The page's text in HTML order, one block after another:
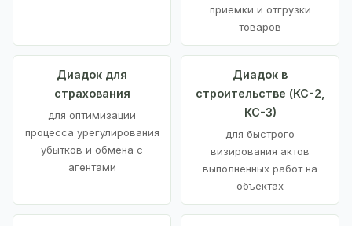
приемки и отгрузки
товаров
Диадок для
страхования
для оптимизации
процесса урегулирования
убытков и обмена с
агентами
Диадок в
строительстве (КС-2,
КС-3)
для быстрого
визирования актов
выполненных работ на
объектах